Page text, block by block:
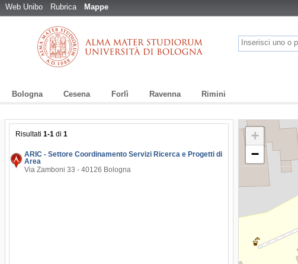
Web Unibo Rubrica Mappe
Bologna Cesena Forlì Ravenna Rimini
Risultati 1-1 di 1
ARIC - Settore Coordinamento Servizi Ricerca e Progetti di
Area
Via Zamboni 33 - 40126 Bologna
+
−